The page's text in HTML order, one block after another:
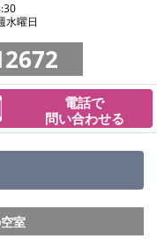
水曜日
電話で
問い合わせる
室